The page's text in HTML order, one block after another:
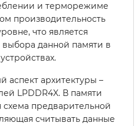
и терморежиме
производительность
что является
данной памяти в
аспект архитектуры –
LPDDR4X. В памяти
схема предварительной
считывать данные